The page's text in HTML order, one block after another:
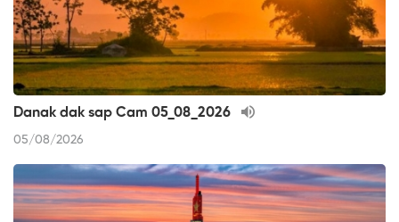
Danak dak sap Cam 05_08_2026
05/08/2026